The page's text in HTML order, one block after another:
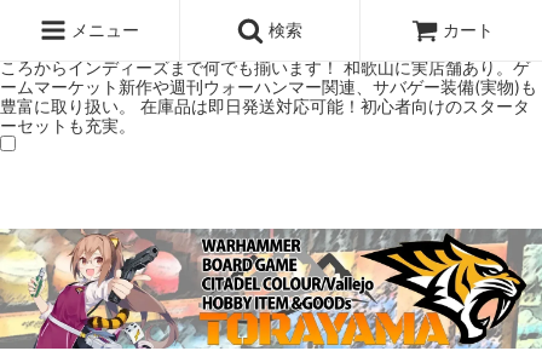
ミアムショップTORAYAMA。通販・オンラインショップです！ ウォー
ハンマーとボードゲームのことなら当店へ！ボードゲームもメジャーど
ころからインディーズまで何でも揃います！ 和歌山に実店舗あり。ゲ
ームマーケット新作や週刊ウォーハンマー関連、サバゲー装備(実物)も
豊富に取り扱い。 在庫品は即日発送対応可能！初心者向けのスタータ
ーセットも充実。
メニュー 検索 カート